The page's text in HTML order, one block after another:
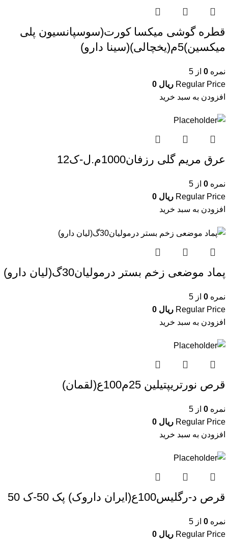
قطره گوشی میکسا کورت(سوسپانسیون پلی
میکسین)5م(یخچالی)(سینا دارو)
نمره 0 از 5
Regular Price ریال
افزودن به سبد خرید
عرق مریم گلی رزفان1000م.ل-ک12
نمره 0 از 5
Regular Price ریال
افزودن به سبد خرید
پماد موضعی زخم بستر درمولیان30گ(لیان دارو)
نمره 0 از 5
Regular Price ریال
افزودن به سبد خرید
قرص نورتریپتیلین 25م100ع(لقمان)
نمره 0 از 5
Regular Price ریال
افزودن به سبد خرید
قرص د-رگلیس100ع(ایران داروک) پک 50-ک 50
نمره 0 از 5
Regular Price ریال